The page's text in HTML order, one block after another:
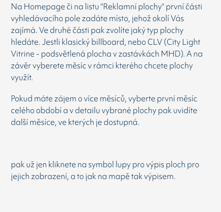
Na Homepage či na listu "Reklamní plochy" první části
vyhledávacího pole zadáte místo, jehož okolí Vás
zajímá. Ve druhé části pak zvolíte jaký typ plochy
hledáte. Jestli klasický billboard, nebo CLV (City Light
Vitrine - podsvětlená plocha v zastávkách MHD). A na
závěr vyberete měsíc v rámci kterého chcete plochy
využít.
Pokud máte zájem o více měsíců, vyberte první měsíc
celého období a v detailu vybrané plochy pak uvidíte
další měsíce, ve kterých je dostupná.
pak už jen kliknete na symbol lupy pro výpis ploch pro
jejich zobrazení, a to jak na mapě tak výpisem.